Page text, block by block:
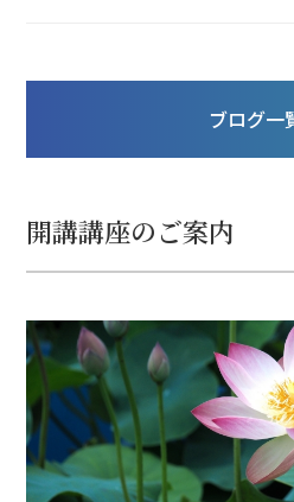
ちらでは七十
ブログ一
開講講座のご案内